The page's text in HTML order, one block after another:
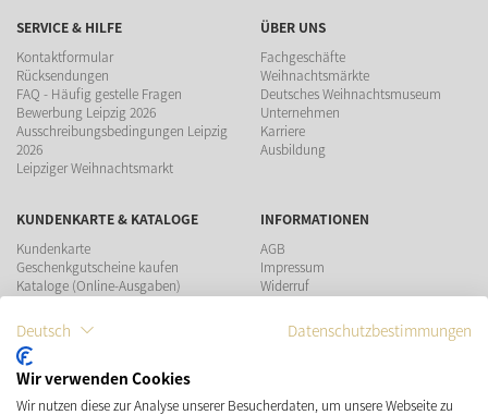
SERVICE & HILFE
Kontaktformular
Rücksendungen
FAQ - Häufig gestelle Fragen
Bewerbung Leipzig 2026
Ausschreibungsbedingungen Leipzig
2026
Leipziger Weihnachtsmarkt
ÜBER UNS
Fachgeschäfte
Weihnachtsmärkte
Deutsches Weihnachtsmuseum
Unternehmen
Karriere
Ausbildung
KUNDENKARTE & KATALOGE
Kundenkarte
Geschenkgutscheine kaufen
Kataloge (Online-Ausgaben)
INFORMATIONEN
AGB
Impressum
Widerruf
Teilnahmebedingungen Gewinnspiel
ZAHLUNGSMÖGLICHKEITEN
Deutsch Datenschutzbestimmungen
Wir verwenden Cookies
Wir nutzen diese zur Analyse unserer Besucherdaten, um unsere Webseite zu